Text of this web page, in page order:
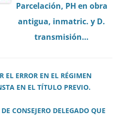
Parcelación, PH en obra
antigua, inmatric. y D.
transmisión…
EL ERROR EN EL RÉGIMEN
EN EL TÍTULO PREVIO.
CONSEJERO DELEGADO QUE